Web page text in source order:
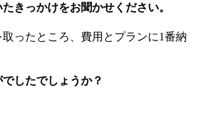
きっかけをお聞かせください。
ったところ、費用とプランに1番納
したでしょうか？